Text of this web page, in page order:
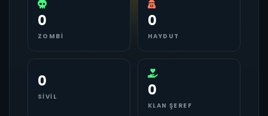
0
ZOMBI
0
HAYDUT
0
SIVIL 0
KLAN ŞEREF